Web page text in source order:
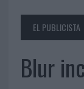
EL PUBLICISTA
Blur